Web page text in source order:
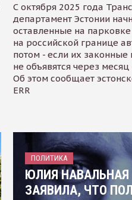
С октября 2025 года
департамент Эстонии
оставленные на
на российской границе
потом - если их
не объявятся через
Об этом сообщает
ERR
ПОЛИТИКА
ЮЛИЯ НАВАЛЬНАЯ
ЗАЯВИЛА, ЧТО